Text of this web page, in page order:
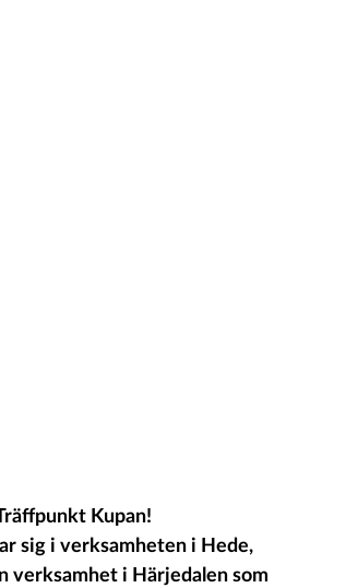
Kupan!
sig i verksamheten i Hede,
verksamhet i Härjedalen som